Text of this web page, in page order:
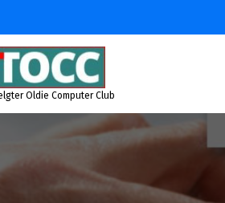
Oldie Computer Club